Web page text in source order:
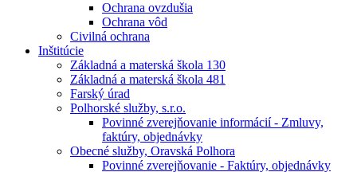
Ochrana ovzdušia
Ochrana vôd
Civilná ochrana
Inštitúcie
Základná a materská škola 130
Základná a materská škola 481
Farský úrad
Polhorské služby, s.r.o.
Povinné zverejňovanie informácií - Zmluvy,
faktúry, objednávky
Obecné služby, Oravská Polhora
Povinné zverejňovanie - Faktúry, objednávky